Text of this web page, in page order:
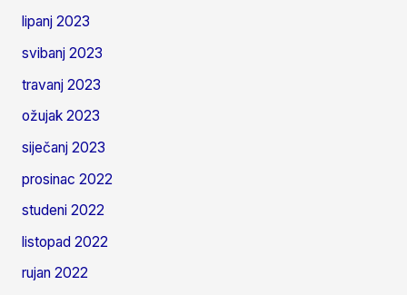
lipanj 2023
svibanj 2023
travanj 2023
ožujak 2023
siječanj 2023
prosinac 2022
studeni 2022
listopad 2022
rujan 2022